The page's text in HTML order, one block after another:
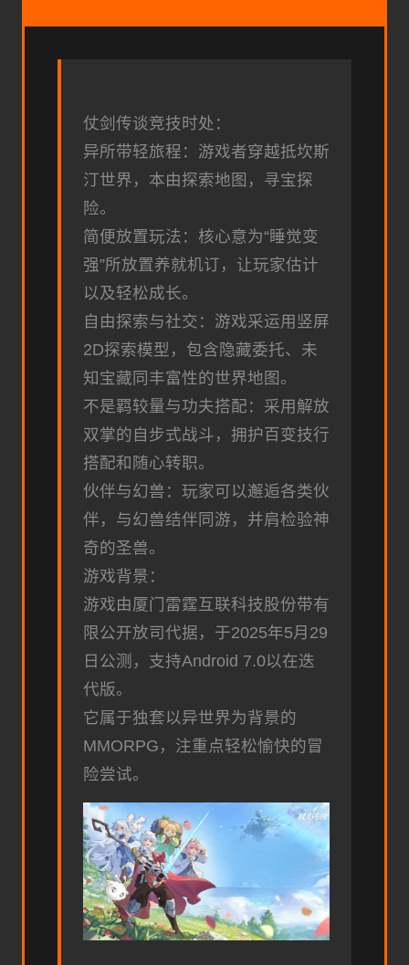
仗剑传谈竞技时处：
异所带轻旅程：游戏者穿越抵坎斯
汀世界，本由探索地图，寻宝探
险。
简便放置玩法：核心意为“睡觉变
强”所放置养就机订，让玩家估计
以及轻松成长。
自由探索与社交：游戏采运用竖屏
2D探索模型，包含隐藏委托、未
知宝藏同丰富性的世界地图。
不是羁较量与功夫搭配：采用解放
双掌的自步式战斗，拥护百变技行
搭配和随心转职。
伙伴与幻兽：玩家可以邂逅各类伙
伴，与幻兽结伴同游，并肩检验神
奇的圣兽。
游戏背景：
游戏由厦门雷霆互联科技股份带有
限公开放司代据，于2025年5月29
日公测，支持Android 7.0以在迭
代版。
它属于独套以异世界为背景的
MMORPG，注重点轻松愉快的冒
险尝试。